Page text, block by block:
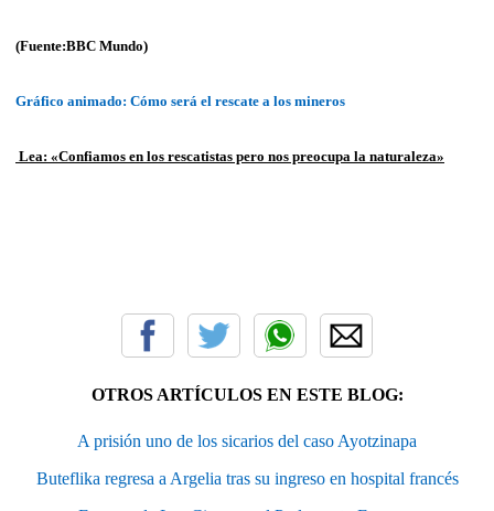
(Fuente:BBC Mundo)
Gráfico animado: Cómo será el rescate a los mineros
Lea: «Confiamos en los rescatistas pero nos preocupa la naturaleza»
OTROS ARTÍCULOS EN ESTE BLOG:
A prisión uno de los sicarios del caso Ayotzinapa
Buteflika regresa a Argelia tras su ingreso en hospital francés